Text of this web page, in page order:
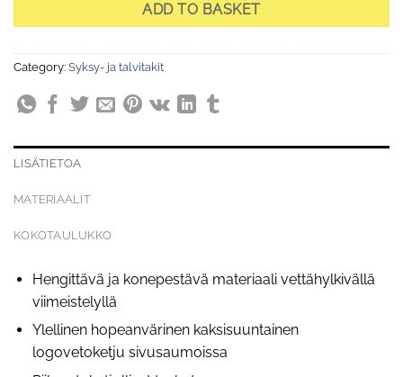
ADD TO BASKET
Category: Syksy- ja talvitakit
LISÄTIETOA
MATERIAALIT
KOKOTAULUKKO
Hengittävä ja konepestävä materiaali vettähylkivällä
viimeistelyllä
Ylellinen hopeanvärinen kaksisuuntainen
logovetoketju sivusaumoissa